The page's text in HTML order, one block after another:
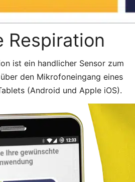
Respiration
ist ein handlicher Sensor zum
den Mikrofoneingang eines
(Android und Apple iOS).